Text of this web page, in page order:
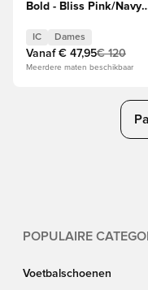
Bold - Bliss Pink/Navy
IC Dames
Vanaf € 47,95€ 120
Meerdere maten beschikbaar
POPULAIRE
Voetbalschoenen